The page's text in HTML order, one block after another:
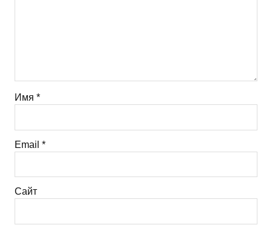
Имя *
Email *
Сайт